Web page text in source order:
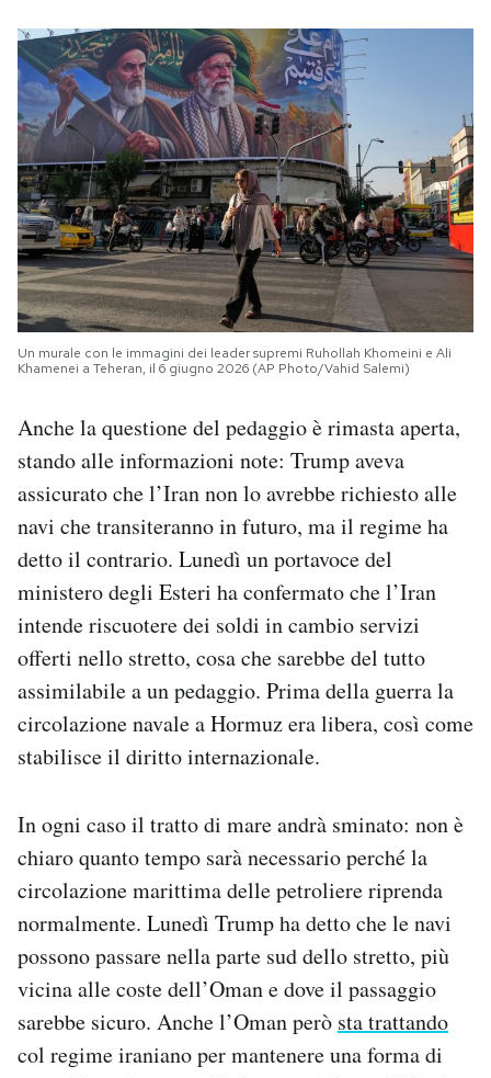
Un murale con le immagini dei leader supremi Ruhollah Khomeini e Ali
Khamenei a Teheran, il 6 giugno 2026 (AP Photo/Vahid Salemi)
Anche la questione del pedaggio è rimasta aperta,
stando alle informazioni note: Trump aveva
assicurato che l’Iran non lo avrebbe richiesto alle
navi che transiteranno in futuro, ma il regime ha
detto il contrario. Lunedì un portavoce del
ministero degli Esteri ha confermato che l’Iran
intende riscuotere dei soldi in cambio servizi
offerti nello stretto, cosa che sarebbe del tutto
assimilabile a un pedaggio. Prima della guerra la
circolazione navale a Hormuz era libera, così come
stabilisce il diritto internazionale.
In ogni caso il tratto di mare andrà sminato: non è
chiaro quanto tempo sarà necessario perché la
circolazione marittima delle petroliere riprenda
normalmente. Lunedì Trump ha detto che le navi
possono passare nella parte sud dello stretto, più
vicina alle coste dell’Oman e dove il passaggio
sarebbe sicuro. Anche l’Oman però sta trattando
col regime iraniano per mantenere una forma di